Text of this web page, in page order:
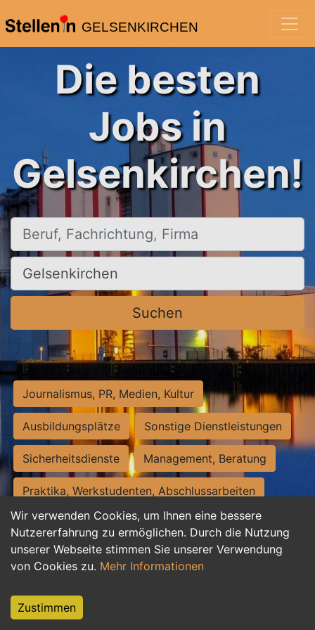
GELSENKIRCHEN
Wir verwenden Cookies, um Ihnen eine bessere
Nutzererfahrung zu ermöglichen. Durch die Nutzung
unserer Webseite stimmen Sie unserer Verwendung
von Cookies zu. Mehr Informationen
Zustimmen
Die besten
Jobs in
Gelsenkirchen!
Beruf, Fachrichtung, Firma
Ort, Stadt
Suchen
Journalismus, PR, Medien, Kultur
Ausbildungsplätze Sonstige Dienstleistungen
Sicherheitsdienste Management, Beratung
Praktika, Werkstudenten, Abschlussarbeiten
Personalwesen Assistenz, Sekretariat
Hilfskräfte, Aushilfs- und Nebenjobs
Weiterbildung, Studium, duale Ausbildung